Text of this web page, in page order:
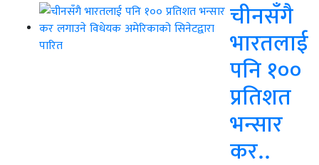
चीनसँगै
भारतलाई
पनि १००
प्रतिशत
भन्सार
कर..